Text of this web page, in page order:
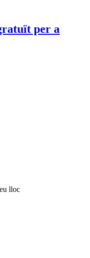
per a
lloc